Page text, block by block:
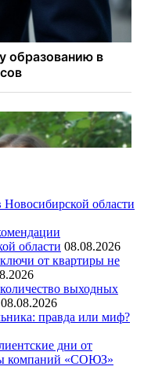
Новосибирской области
области 08.08.2026
от квартиры не
выходных
08.08.2026
правда или миф?
дни от
компаний «СОЮЗ»